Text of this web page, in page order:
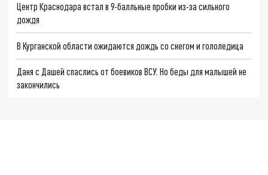
Центр Краснодара встал в 9-балльные пробки из-за сильного
дождя
В Курганской области ожидаются дождь со снегом и гололедица
Даня с Дашей спаслись от боевиков ВСУ. Но беды для малышей не
закончились